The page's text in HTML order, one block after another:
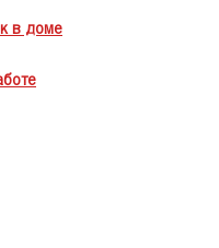
в доме